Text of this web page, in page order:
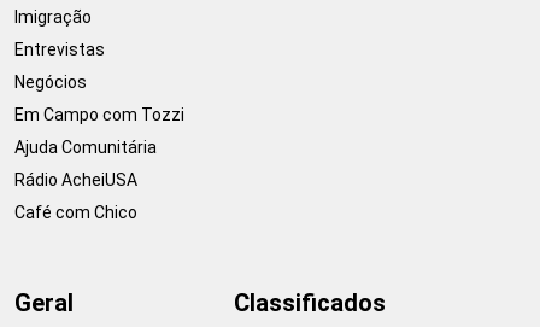
Imigração
Entrevistas
Negócios
Em Campo com Tozzi
Ajuda Comunitária
Rádio AcheiUSA
Café com Chico
Geral Classificados